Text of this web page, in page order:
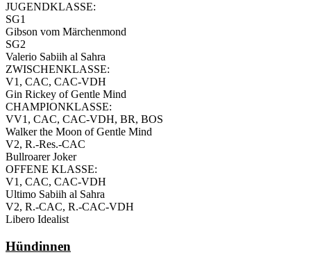
JUGENDKLASSE:
SG1
Gibson vom Märchenmond
SG2
Valerio Sabiih al Sahra
ZWISCHENKLASSE:
V1, CAC, CAC-VDH
Gin Rickey of Gentle Mind
CHAMPIONKLASSE:
VV1, CAC, CAC-VDH, BR, BOS
Walker the Moon of Gentle Mind
V2, R.-Res.-CAC
Bullroarer Joker
OFFENE KLASSE:
V1, CAC, CAC-VDH
Ultimo Sabiih al Sahra
V2, R.-CAC, R.-CAC-VDH
Libero Idealist
Hündinnen